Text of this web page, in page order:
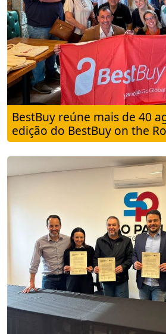
BestBuy reúne mais de 40
edição do BestBuy on the